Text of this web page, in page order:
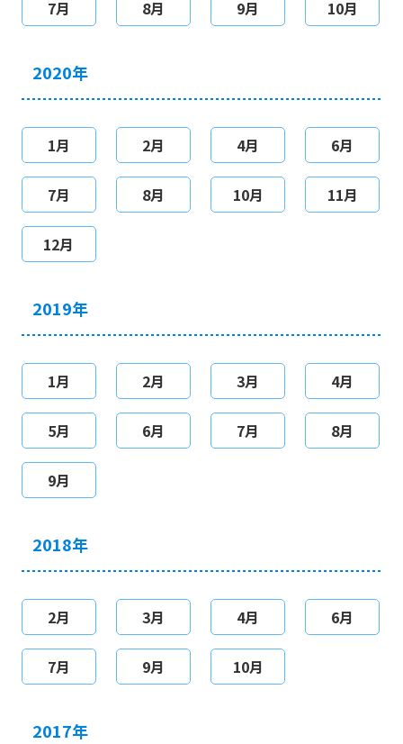
7月 8月 9月 10月
2020年
1月 2月 4月 6月
7月 8月 10月 11月
12月
2019年
1月 2月 3月 4月
5月 6月 7月 8月
9月
2018年
2月 3月 4月 6月
7月 9月 10月
2017年